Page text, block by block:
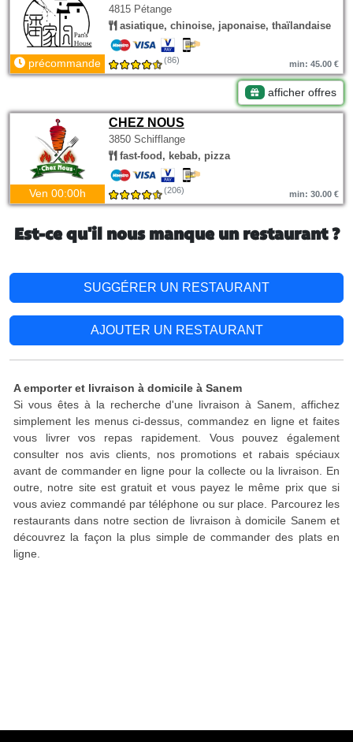
4815 Pétange
asiatique, chinoise, japonaise, thaïlandaise
précommande (86) min: 45.00 €
afficher offres
CHEZ NOUS
3850 Schifflange
fast-food, kebab, pizza
Ven 00:00h (206) min: 30.00 €
Est-ce qu'il nous manque un restaurant ?
SUGGÉRER UN RESTAURANT
AJOUTER UN RESTAURANT
A emporter et livraison à domicile à Sanem
Si vous êtes à la recherche d'une livraison à Sanem, affichez
simplement les menus ci-dessus, commandez en ligne et faites
vous livrer vos repas rapidement. Vous pouvez également
consulter nos avis clients, nos promotions et rabais spéciaux
avant de commander en ligne pour la collecte ou la livraison. En
outre, notre site est gratuit et vous payez le même prix que si
vous aviez commandé par téléphone ou sur place. Parcourez les
restaurants dans notre section de livraison à domicile Sanem et
découvrez la façon la plus simple de commander des plats en
ligne.